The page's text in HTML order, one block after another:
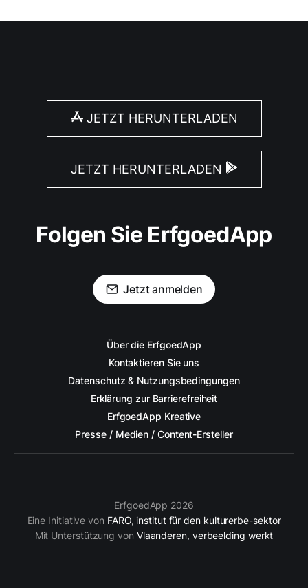
JETZT HERUNTERLADEN
JETZT HERUNTERLADEN
Folgen Sie ErfgoedApp
Jetzt anmelden
Über die ErfgoedApp
Kontaktieren Sie uns
Datenschutz & Nutzungsbedingungen
Erklärung zur Barrierefreiheit
ErfgoedApp Kreative
Presse / Medien / Content-Ersteller
ErfgoedApp 2026
Eine Initiative von FARO, institut für den kulturerbe-sektor
Mit Unterstützung von Vlaanderen, verbeelding werkt